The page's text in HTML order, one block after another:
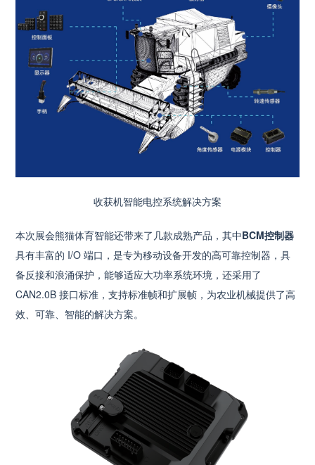
收获机智能电控系统解决方案
本次展会熊猫体育智能还带来了几款成熟产品，其中BCM控制器
具有丰富的 I/O 端口，是专为移动设备开发的高可靠控制器，具
备反接和浪涌保护，能够适应大功率系统环境，还采用了
CAN2.0B 接口标准，支持标准帧和扩展帧，为农业机械提供了高
效、可靠、智能的解决方案。